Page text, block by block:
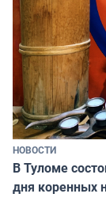
НОВОСТИ
В Туломе
дня коренных